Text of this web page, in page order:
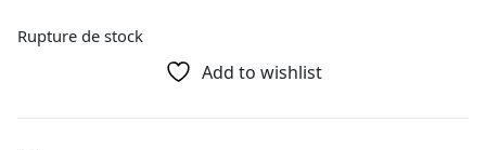
Rupture de stock
Add to wishlist